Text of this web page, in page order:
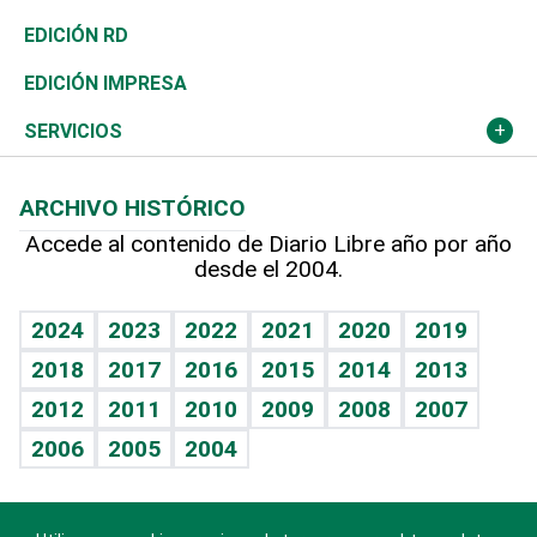
Ocenanía
Caribe
Resto del mundo
Telecom.
Global y variable
Economía personal
Sociales
Novedades
Podcast Arte Libre
Hablando con el pediatra
Vida y familia
Eñe
Celebrando la vida
Sin complejos
En pocas palabras
Tenis
Olimpismo
Más deportes
Línea de hit
TBT Deportivo
El Espía
Noticiero Poteleche
Columnistas
Historia
Martes de tecnología
Cambio climático
Revista
Deportes
Opinión
Hecho en casa
Guía del dinero
EDICIÓN RD
EDICIÓN IMPRESA
SERVICIOS
Cumpleaños
Horóscopos
Crucigramas
ARCHIVO HISTÓRICO
Accede al contenido de Diario Libre año por año
desde el 2004.
2024 2023 2022 2021 2020
2019
2018
2017 2016 2015 2014
2013
2012
2011 2010 2009 2008
2007
2006
2005 2004